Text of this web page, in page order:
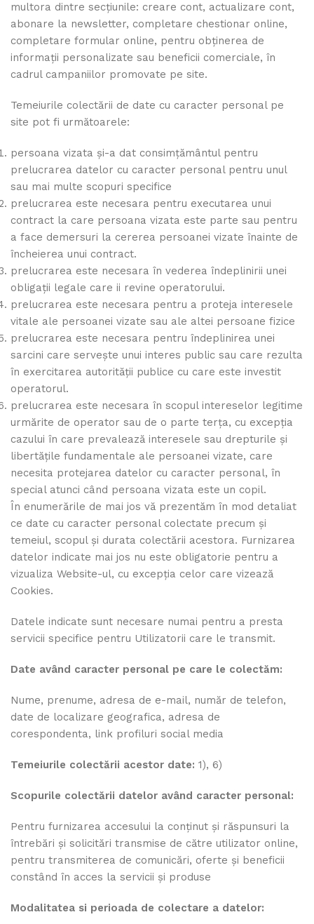
multora dintre secțiunile: creare cont, actualizare cont,
abonare la newsletter, completare chestionar online,
completare formular online, pentru obținerea de
informații personalizate sau beneficii comerciale, în
cadrul campaniilor promovate pe site.
Temeiurile colectării de date cu caracter personal pe
site pot fi următoarele:
persoana vizata și-a dat consimțământul pentru
prelucrarea datelor cu caracter personal pentru unul
sau mai multe scopuri specifice
prelucrarea este necesara pentru executarea unui
contract la care persoana vizata este parte sau pentru
a face demersuri la cererea persoanei vizate înainte de
încheierea unui contract.
prelucrarea este necesara în vederea îndeplinirii unei
obligații legale care ii revine operatorului.
prelucrarea este necesara pentru a proteja interesele
vitale ale persoanei vizate sau ale altei persoane fizice
prelucrarea este necesara pentru îndeplinirea unei
sarcini care servește unui interes public sau care rezulta
în exercitarea autorității publice cu care este investit
operatorul.
prelucrarea este necesara în scopul intereselor legitime
urmărite de operator sau de o parte terța, cu excepția
cazului în care prevalează interesele sau drepturile și
libertățile fundamentale ale persoanei vizate, care
necesita protejarea datelor cu caracter personal, în
special atunci când persoana vizata este un copil.
În enumerările de mai jos vă prezentăm în mod detaliat
ce date cu caracter personal colectate precum și
temeiul, scopul și durata colectării acestora. Furnizarea
datelor indicate mai jos nu este obligatorie pentru a
vizualiza Website-ul, cu excepția celor care vizează
Cookies.
Datele indicate sunt necesare numai pentru a presta
servicii specifice pentru Utilizatorii care le transmit.
Date având caracter personal pe care le colectăm:
Nume, prenume, adresa de e-mail, număr de telefon,
date de localizare geografica, adresa de
corespondenta, link profiluri social media
Temeiurile colectării acestor date: 1), 6)
Scopurile colectării datelor având caracter personal:
Pentru furnizarea accesului la conținut și răspunsuri la
întrebări și solicitări transmise de către utilizator online,
pentru transmiterea de comunicări, oferte și beneficii
constând în acces la servicii și produse
Modalitatea si perioada de colectare a datelor: